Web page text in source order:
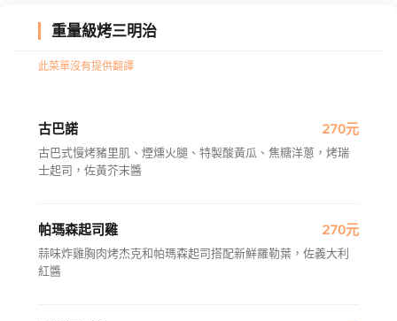
重量級烤三明治
此菜單沒有提供翻譯
古巴諾 270元
古巴式慢烤豬里肌、煙燻火腿、特製酸黃瓜、焦糖洋蔥，烤瑞
士起司，佐黃芥末醬
帕瑪森起司雞 270元
蒜味炸雞胸肉烤杰克和帕瑪森起司搭配新鮮羅勒葉，佐義大利
紅醬